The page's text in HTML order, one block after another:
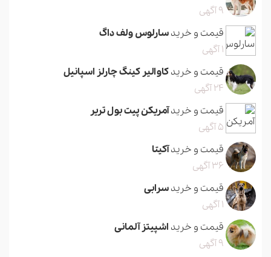
9 آگهی
قیمت و خریدسارلوس ولف داگ
1 آگهی
قیمت و خریدکاوالیر کینگ چارلز اسپانیل
24 آگهی
قیمت و خریدآمریکن پیت بول تریر
5 آگهی
قیمت و خریدآکیتا
36 آگهی
قیمت و خریدسرابی
1 آگهی
قیمت و خرید اشپیتز آلمانی
9 آگهی